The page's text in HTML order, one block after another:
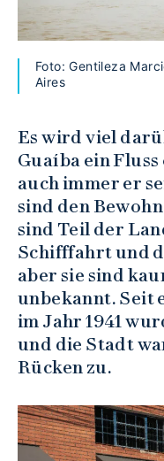
Foto: Gentileza
Aires
Es wird viel
Guaíba ein Fluss
auch immer er
sind den
sind Teil der
Schifffahrt und
aber sie sind
unbekannt. Seit
im Jahr 1941
und die Stadt
Rücken zu.